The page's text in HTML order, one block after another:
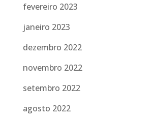
fevereiro 2023
janeiro 2023
dezembro 2022
novembro 2022
setembro 2022
agosto 2022